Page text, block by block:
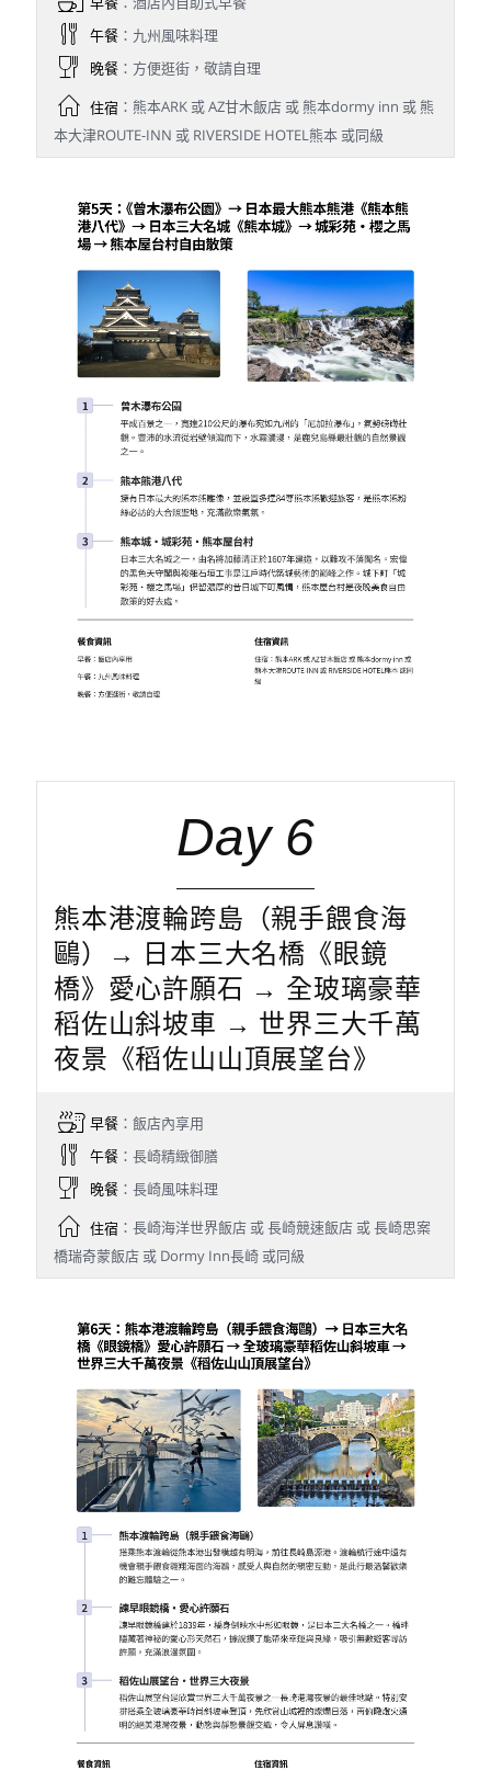
午餐：九州風味料理
晚餐：方便逛街，敬請自理
住宿：熊本ARK 或 AZ甘木飯店 或 熊本dormy inn 或 熊
本大津ROUTE-INN 或 RIVERSIDE HOTEL熊本 或同級
Day 6
熊本港渡輪跨島（親手餵食海
鷗）→ 日本三大名橋《眼鏡
橋》愛心許願石 → 全玻璃豪華
稻佐山斜坡車 → 世界三大千萬
夜景《稻佐山山頂展望台》
早餐：飯店內享用
午餐：長崎精緻御膳
晚餐：長崎風味料理
住宿：長崎海洋世界飯店 或 長崎競速飯店 或 長崎思案
橋瑞奇蒙飯店 或 Dormy Inn長崎 或同級